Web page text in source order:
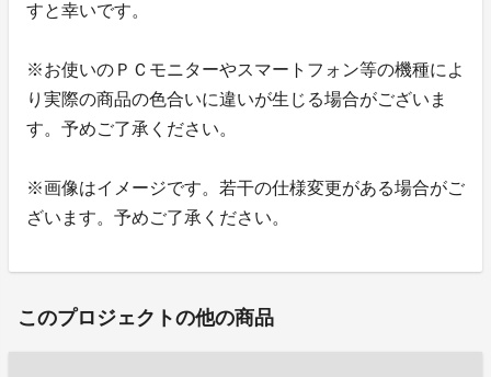
すと幸いです。
※お使いのＰＣモニターやスマートフォン等の機種によ
り実際の商品の色合いに違いが生じる場合がございま
す。予めご了承ください。
※画像はイメージです。若干の仕様変更がある場合がご
ざいます。予めご了承ください。
このプロジェクトの他の商品